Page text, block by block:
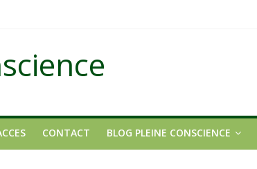
CONTACT BLOG PLEINE CONSCIENCE